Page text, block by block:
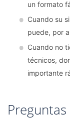
un formato
Cuando su
puede, por
Cuando no
técnicos,
importante